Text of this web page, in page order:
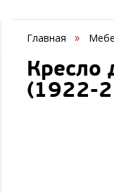
Главная
Кресло
(1922-